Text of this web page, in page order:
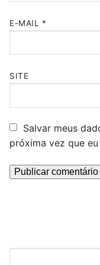
E-MAIL *
SITE
Salvar meus
próxima vez que